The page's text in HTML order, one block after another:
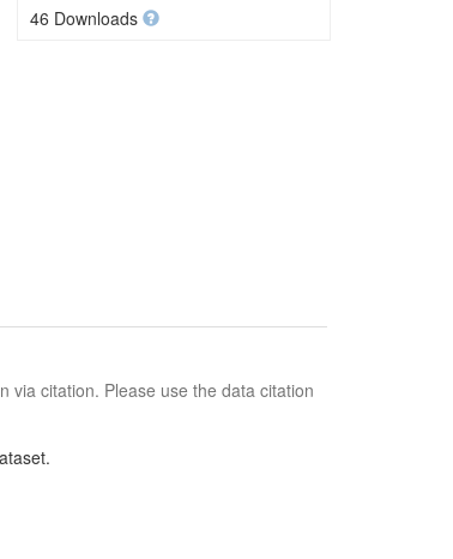
46 Downloads
via citation. Please use the data citation